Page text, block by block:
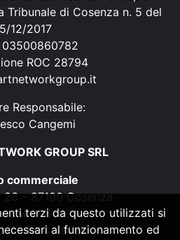
Tribunale di Cosenza n. 5 del
12/2017
03500860782
ROC 28794
Responsabile:
Cangemi
GROUP SRL
commerciale
– 87100 Cosenza
03500860782
ROC 28794
terzi da questo utilizzati si
al funzionamento ed